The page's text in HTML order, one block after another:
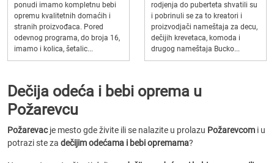
ponudi imamo kompletnu bebi
opremu kvalitetnih domaćih i
stranih proizvođaca. Pored
odevnog programa, do broja 16,
imamo i kolica, šetalic...
rodjenja do puberteta shvatili su
i pobrinuli se za to kreatori i
proizvodjači nameštaja za decu,
dečijih krevetaca, komoda i
drugog nameštaja Bucko...
Dečija odeća i bebi oprema u
Požarevcu
Požarevacje mesto gde živite ili se nalazite u prolazu Požarevcom i u
potrazi ste za dečijim odećama i bebi opremama?